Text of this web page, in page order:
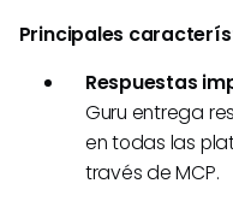
Principales
Respuestas
Guru entrega
en todas las
través de MCP.